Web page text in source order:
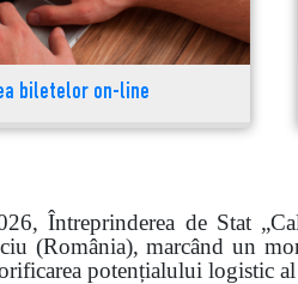
biletelor on-line
Întreprinderea de Stat
(România), marcând un
potențialului logistic